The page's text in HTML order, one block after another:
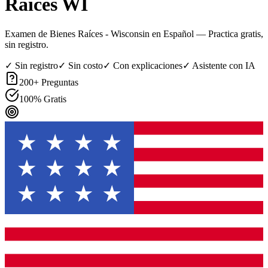
Raíces WI
Examen de Bienes Raíces - Wisconsin en Español — Practica gratis,
sin registro.
✓ Sin registro✓ Sin costo✓ Con explicaciones✓ Asistente con IA
200+ Preguntas
100% Gratis